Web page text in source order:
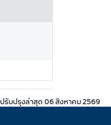
ปรับปรุงล่าสุด 06 สิงหาคม 2569